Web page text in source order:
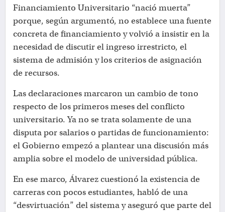
Financiamiento Universitario “nació muerta”
porque, según argumentó, no establece una fuente
concreta de financiamiento y volvió a insistir en la
necesidad de discutir el ingreso irrestricto, el
sistema de admisión y los criterios de asignación
de recursos.
Las declaraciones marcaron un cambio de tono
respecto de los primeros meses del conflicto
universitario. Ya no se trata solamente de una
disputa por salarios o partidas de funcionamiento:
el Gobierno empezó a plantear una discusión más
amplia sobre el modelo de universidad pública.
En ese marco, Álvarez cuestionó la existencia de
carreras con pocos estudiantes, habló de una
“desvirtuación” del sistema y aseguró que parte del